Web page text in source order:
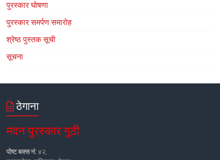
पुरस्कार घोषणा
पुरस्कार समर्पण समारोह
श्रेष्ठ पुस्तक सूची
सूचना
ठेगाना
मदन पुरस्कार गुठी
पोष्ट बक्स नं: ४२,